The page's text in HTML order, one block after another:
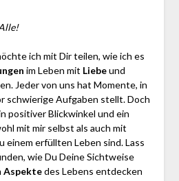
ich mit Dir teilen, wie ich es
im Leben mit Liebeund
Jeder von uns hat Momente, in
schwierige Aufgaben stellt. Doch
positiver Blickwinkel und ein
mit mir selbst als auch mit
einem erfüllten Leben sind. Lass
wie Du Deine Sichtweise
Aspektedes Lebens entdecken